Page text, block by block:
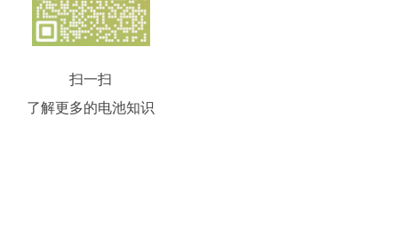
扫一扫
了解更多的电池知识